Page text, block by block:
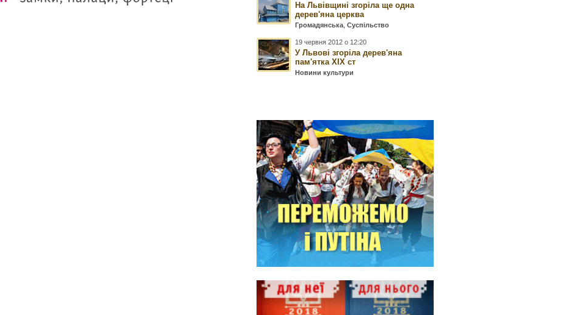
На Львівщині згоріла ще одна
дерев'яна церква
Громадянська ,Суспільство
19 червня 2012 о 12:20
У Львові згоріла дерев'яна
пам'ятка ХІХ ст
Новини культури